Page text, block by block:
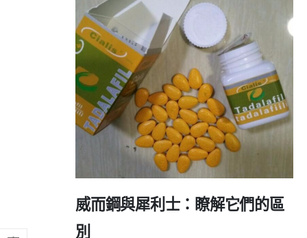
威而鋼與犀利士：瞭解它們的區
別